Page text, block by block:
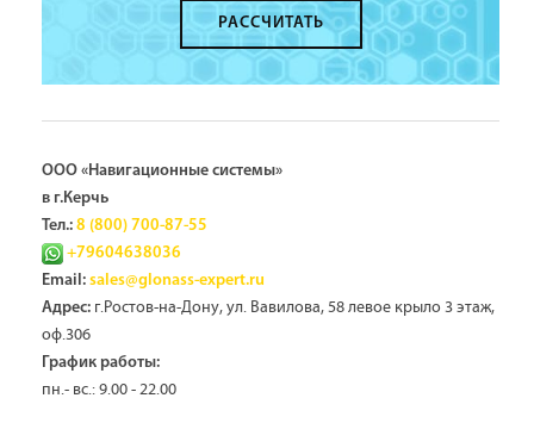
РАССЧИТАТЬ
ООО «Навигационные системы»
в г.Керчь
Тел.: 8 (800) 700-87-55
+79604638036
Email: sales@glonass-expert.ru
Адрес: г.Ростов-на-Дону, ул. Вавилова, 58 левое крыло 3 этаж,
оф.306
График работы:
пн.- вс.: 9.00 - 22.00